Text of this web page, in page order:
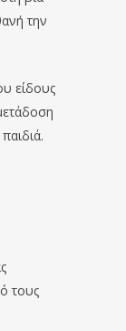
την
είδους
τους